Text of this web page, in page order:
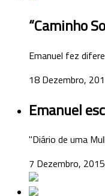
“Caminho
Emanuel fez
18 Dezembro,
Emanuel
"Diário de uma
7 Dezembro, 2015